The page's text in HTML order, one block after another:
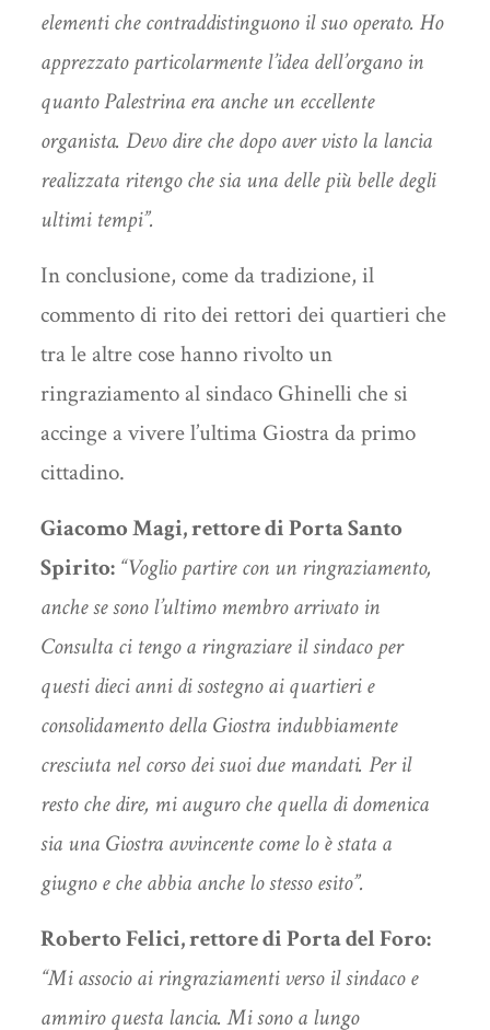
elementi che contraddistinguono il suo operato. Ho
apprezzato particolarmente l’idea dell’organo in
quanto Palestrina era anche un eccellente
organista. Devo dire che dopo aver visto la lancia
realizzata ritengo che sia una delle più belle degli
ultimi tempi”.
In conclusione, come da tradizione, il
commento di rito dei rettori dei quartieri che
tra le altre cose hanno rivolto un
ringraziamento al sindaco Ghinelli che si
accinge a vivere l’ultima Giostra da primo
cittadino.
Giacomo Magi, rettore di Porta Santo
Spirito: “Voglio partire con un ringraziamento,
anche se sono l’ultimo membro arrivato in
Consulta ci tengo a ringraziare il sindaco per
questi dieci anni di sostegno ai quartieri e
consolidamento della Giostra indubbiamente
cresciuta nel corso dei suoi due mandati. Per il
resto che dire, mi auguro che quella di domenica
sia una Giostra avvincente come lo è stata a
giugno e che abbia anche lo stesso esito”.
Roberto Felici, rettore di Porta del Foro:
“Mi associo ai ringraziamenti verso il sindaco e
ammiro questa lancia. Mi sono a lungo